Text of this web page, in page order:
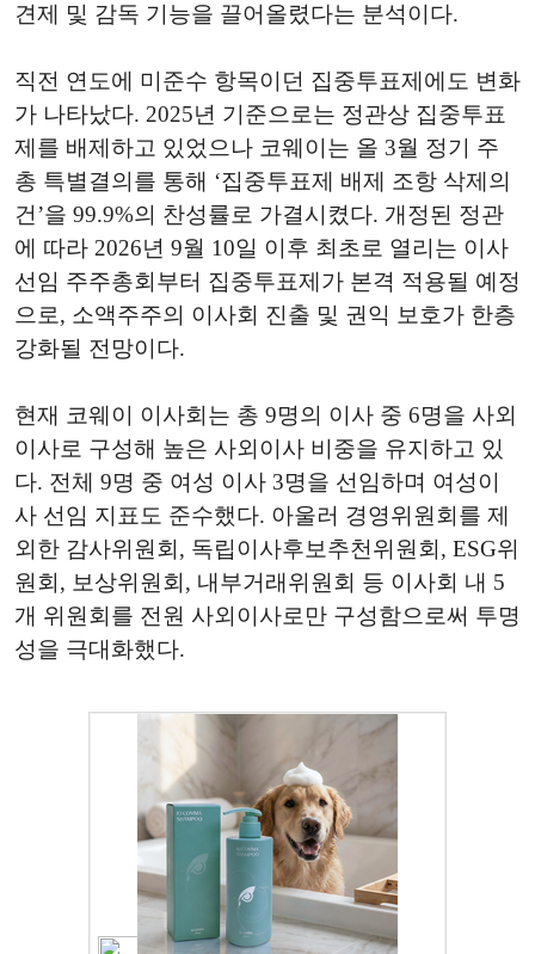
견제 및 감독 기능을 끌어올렸다는 분석이다.
직전 연도에 미준수 항목이던 집중투표제에도 변화
가 나타났다. 2025년 기준으로는 정관상 집중투표
제를 배제하고 있었으나 코웨이는 올 3월 정기 주
총 특별결의를 통해 ‘집중투표제 배제 조항 삭제의
건’을 99.9%의 찬성률로 가결시켰다. 개정된 정관
에 따라 2026년 9월 10일 이후 최초로 열리는 이사
선임 주주총회부터 집중투표제가 본격 적용될 예정
으로, 소액주주의 이사회 진출 및 권익 보호가 한층
강화될 전망이다.
현재 코웨이 이사회는 총 9명의 이사 중 6명을 사외
이사로 구성해 높은 사외이사 비중을 유지하고 있
다. 전체 9명 중 여성 이사 3명을 선임하며 여성이
사 선임 지표도 준수했다. 아울러 경영위원회를 제
외한 감사위원회, 독립이사후보추천위원회, ESG위
원회, 보상위원회, 내부거래위원회 등 이사회 내 5
개 위원회를 전원 사외이사로만 구성함으로써 투명
성을 극대화했다.